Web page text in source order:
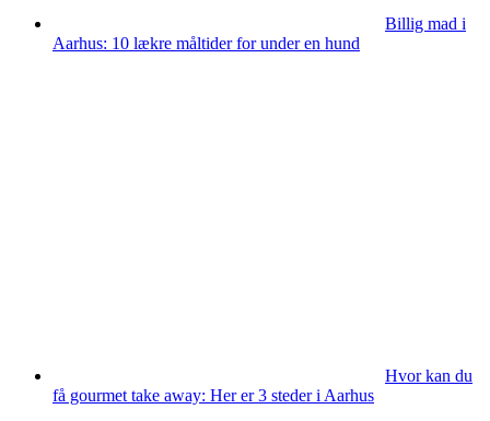
Billig mad i
Aarhus: 10 lækre måltider for under en hund
Hvor kan du
få gourmet take away: Her er 3 steder i Aarhus